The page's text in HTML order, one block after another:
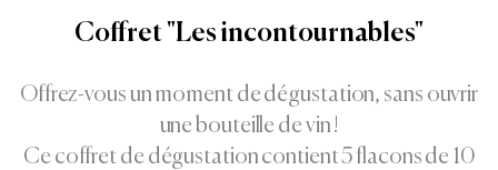
Coffret "Les incontournables"
Offrez-vous un moment de dégustation, sans ouvrir
une bouteille de vin !
Ce coffret de dégustation contient 5 flacons de 10